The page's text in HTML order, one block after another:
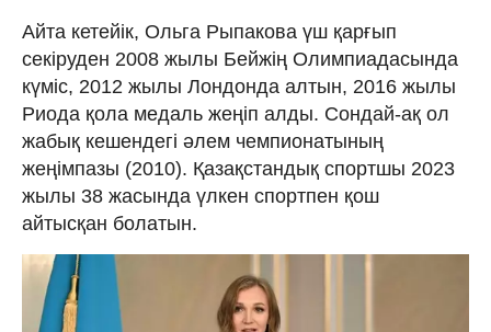
Айта кетейік, Ольга Рыпакова үш қарғып
секіруден 2008 жылы Бейжің Олимпиадасында
күміс, 2012 жылы Лондонда алтын, 2016 жылы
Риода қола медаль жеңіп алды. Сондай-ақ ол
жабық кешендегі әлем чемпионатының
жеңімпазы (2010). Қазақстандық спортшы 2023
жылы 38 жасында үлкен спортпен қош
айтысқан болатын.